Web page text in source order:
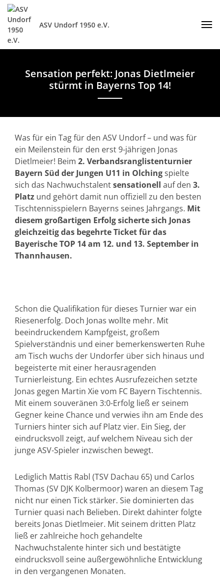
ASV Undorf 1950 e.V.
Sensation perfekt: Jonas Dietlmeier
stürmt in Bayerns Top 14!
Was für ein Tag für den ASV Undorf – und was für
ein Meilenstein für den erst 9-jährigen Jonas
Dietlmeier! Beim 2. Verbandsranglistenturnier
Bayern Süd der Jungen U11 in Olchingspielte
sich das Nachwuchstalentsensationell auf den 3.
Platz und gehört damit nun offiziell zu den besten
Tischtennisspielern Bayerns seines Jahrgangs. Mit
diesem großartigen Erfolg sicherte sich Jonas
gleichzeitig das begehrte Ticket für das
Bayerische TOP 14 am 12. und 13. September in
Thannhausen.
Schon die Qualifikation für dieses Turnier war ein
Riesenerfolg. Doch Jonas wollte mehr. Mit
beeindruckendem Kampfgeist, großem
Spielverständnis und einer bemerkenswerten Ruhe
am Tisch wuchs der Undorfer über sich hinaus und
begeisterte mit einer herausragenden
Turnierleistung. Ein echtes Ausrufezeichen setzte
Jonas gegen Martin Xie vom FC Bayern Tischtennis.
Mit einem souveränen 3:0-Erfolg ließ er seinem
Gegner keine Chance und verwies ihn am Ende des
Turniers hinter sich auf Platz vier. Ein Sieg, der
eindrucksvoll zeigt, auf welchem Niveau sich der
junge ASV-Spieler inzwischen bewegt.
Lediglich Mattis Rabl (TSV Dachau 65) und Carlos
Thomas (SV DJK Kolbermoor) waren an diesem Tag
nicht nur einen Tick stärker. Sie dominierten das
Turnier quasi nach Belieben. Direkt dahinter folgte
bereits Jonas Dietlmeier. Mit seinem dritten Platz
ließ er zahlreiche hoch gehandelte
Nachwuchstalente hinter sich und bestätigte
eindrucksvoll seine außergewöhnliche Entwicklung
in den vergangenen Monaten.